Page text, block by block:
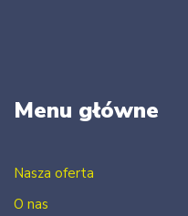
Menu główne
Nasza oferta
O nas